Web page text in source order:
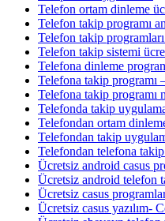
Telefon ortam dinleme
Telefon takip programı
Telefon takip
Telefon takip sistemi
Telefona dinleme
Telefona takip programı
Telefona takip programı
Telefonda takip
Telefondan ortam
Telefondan takip
Telefondan telefona takip
Ücretsiz android casus
Ücretsiz android telefon
Ücretsiz casus
Ücretsiz casus yazılım-